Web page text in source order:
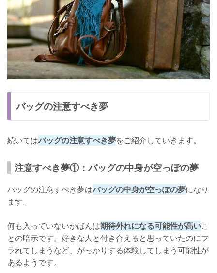
バッグの注意すべき夢
続いてはバッグの注意すべき夢をご紹介していきます。
注意すべき夢①：バッグの中身が空っぽの夢
バッグの注意すべき夢はバッグの中身が空っぽの夢になり
ます。
何も入っていないかばんは期待外れになる可能性が高いこ
との暗示です。好きな人と付き合えると思っていたのにフ
ラれてしまうなど、がっかりする体験してしまう可能性が
あるようです。